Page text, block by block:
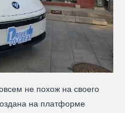
не похож на своего
на платформе